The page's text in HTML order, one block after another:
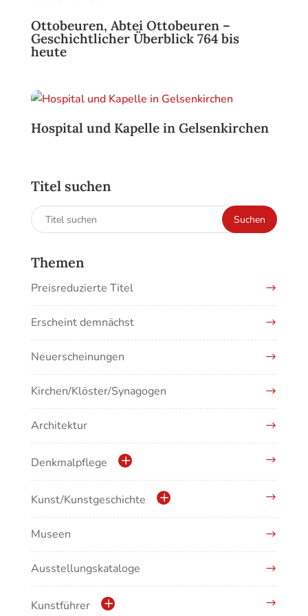
Ottobeuren, Abtei Ottobeuren –
Geschichtlicher Überblick 764 bis
heute
Hospital und Kapelle in Gelsenkirchen
Titel suchen
Suchen
nach:
Suchen
Themen
Preisreduzierte Titel
Erscheint demnächst
Neuerscheinungen
Kirchen/Klöster/Synagogen
Architektur
Denkmalpflege
Kulturdenkmale in Baden-Württemberg
Kunst/Kunstgeschichte
Antike/Mittelalter
Renaissance/Barock/19. Jahrhundert
Moderne/Gegenwartskunst
Museen
Ausstellungskataloge
Kunstführer